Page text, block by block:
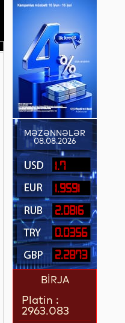
MƏZƏNNƏLƏR
08.08.2026
1.7
1.9591
2.0816
0.0356
2.2873
BİRJA
Platin :
2963.083